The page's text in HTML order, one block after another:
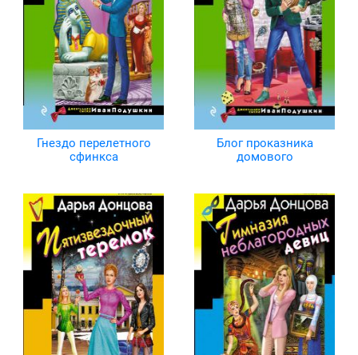
Гнездо перелетного
сфинкса
Блог проказника
домового